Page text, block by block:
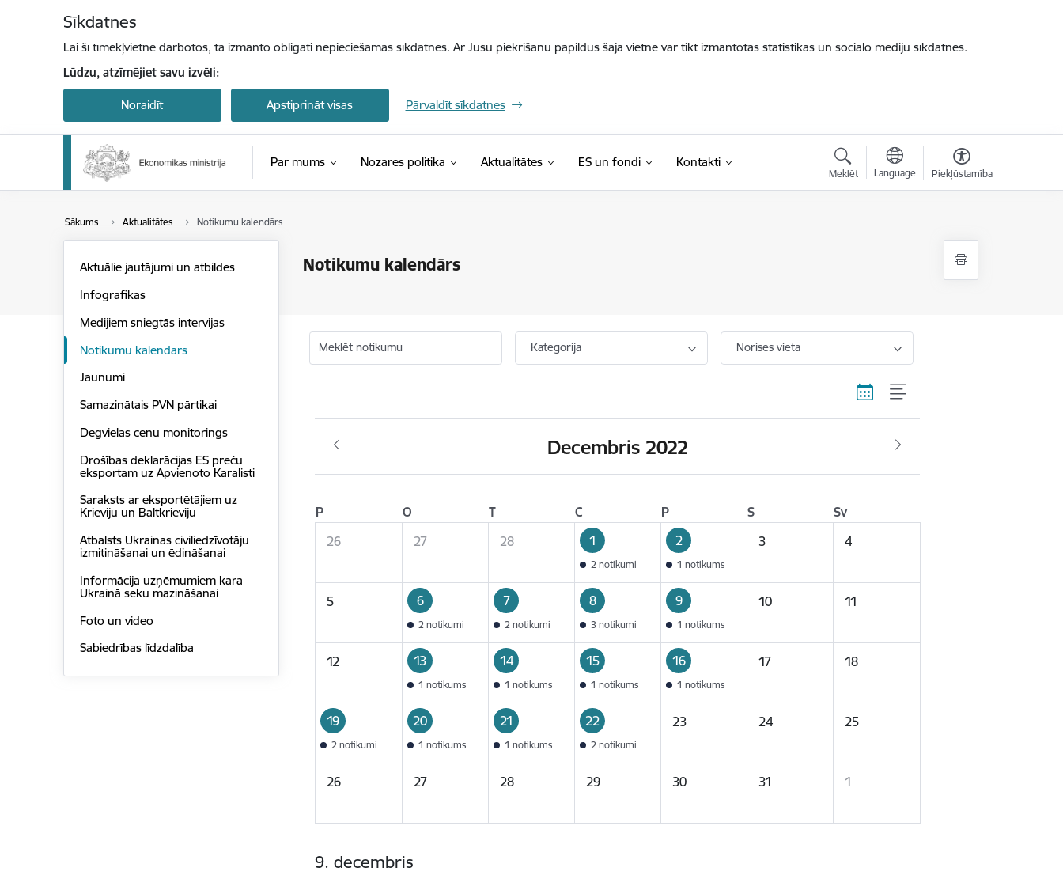
Sīkdatnes
Lai šī tīmekļvietne darbotos, tā izmanto obligāti nepieciešamās sīkdatnes. Ar Jūsu piekrišanu papildus šajā vietnē var tikt izmantotas statistikas un sociālo mediju sīkdatnes.
Lūdzu, atzīmējiet savu izvēli:
Noraidīt Apstiprināt visas Pārvaldīt sīkdatnes
Par mums Nozares politika Aktualitātes ES un fondi Kontakti
Meklēt Language Piekļūstamība
Sākums Aktualitātes Notikumu kalendārs
Notikumu kalendārs
Aktuālie jautājumi un atbildes
Infografikas
Medijiem sniegtās intervijas
Notikumu kalendārs
Jaunumi
Samazinātais PVN pārtikai
Degvielas cenu monitorings
Drošības deklarācijas ES preču
eksportam uz Apvienoto Karalisti
Saraksts ar eksportētājiem uz
Krieviju un Baltkrieviju
Atbalsts Ukrainas civiliedzīvotāju
izmitināšanai un ēdināšanai
Informācija uzņēmumiem kara
Ukrainā seku mazināšanai
Foto un video
Sabiedrības līdzdalība
Meklēt notikumu Kategorija Norises vieta
Decembris 2022
P O T C P S
Sv
26
27 28 1
2 notikumi
2
1 notikums
3 4
5 6
2 notikumi
7
2 notikumi
8
3 notikumi
9
1 notikums
10 11
12 13
1 notikums
14
1 notikums
15
1 notikums
16
1 notikums
17 18
19
2 notikumi
20
1 notikums
21
1 notikums
22
2 notikumi
23 24 25
26 27 28 29 30 31 1
9. decembris